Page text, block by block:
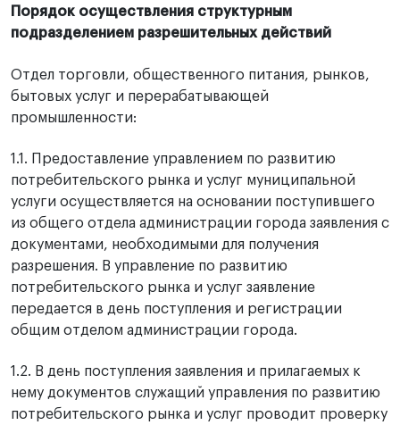
Порядок осуществления структурным
подразделением разрешительных действий
Отдел торговли, общественного питания, рынков,
бытовых услуг и перерабатывающей
промышленности:
1.1. Предоставление управлением по развитию
потребительского рынка и услуг муниципальной
услуги осуществляется на основании поступившего
из общего отдела администрации города заявления с
документами, необходимыми для получения
разрешения. В управление по развитию
потребительского рынка и услуг заявление
передается в день поступления и регистрации
общим отделом администрации города.
1.2. В день поступления заявления и прилагаемых к
нему документов служащий управления по развитию
потребительского рынка и услуг проводит проверку